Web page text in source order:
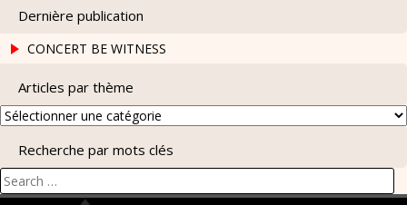
Dernière publication
CONCERT BE WITNESS
Articles par thème
Articles
thèmeRecherche par mots clés
Search
for: